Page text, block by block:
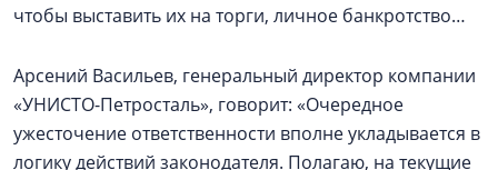
чтобы выставить их на торги, личное банкротство…
Арсений Васильев, генеральный директор компании
«УНИСТО-Петросталь», говорит: «Очередное
ужесточение ответственности вполне укладывается в
логику действий законодателя. Полагаю, на текущие